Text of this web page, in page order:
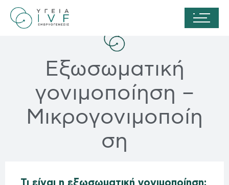
Εξωσωματική
γονιμοποίηση –
Μικρογονιμοποίη
ση
Τι είναι η εξωσωματική γονιμοποίηση;